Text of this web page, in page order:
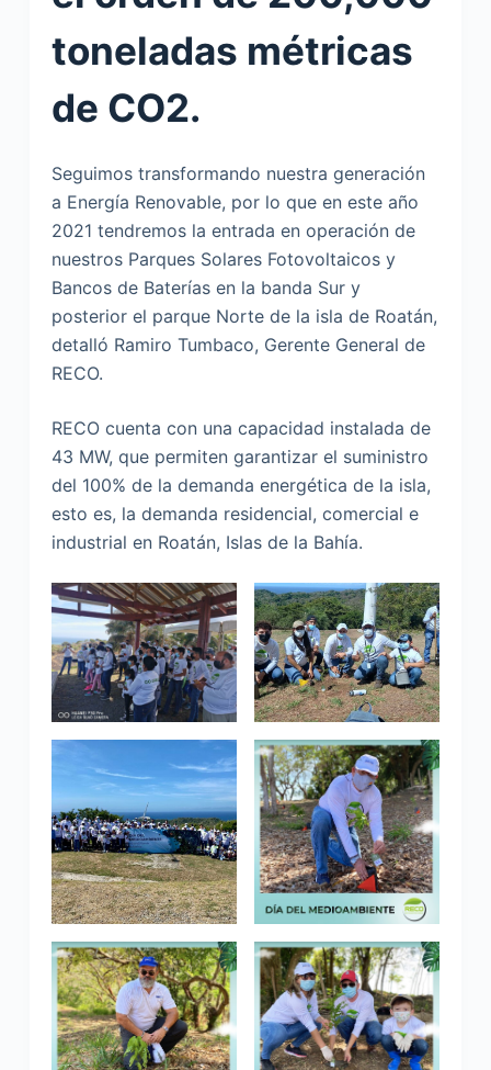
toneladas métricas
de CO2.
Seguimos transformando nuestra generación
a Energía Renovable, por lo que en este año
2021 tendremos la entrada en operación de
nuestros Parques Solares Fotovoltaicos y
Bancos de Baterías en la banda Sur y
posterior el parque Norte de la isla de Roatán,
detalló Ramiro Tumbaco, Gerente General de
RECO.
RECO cuenta con una capacidad instalada de
43 MW, que permiten garantizar el suministro
del 100% de la demanda energética de la isla,
esto es, la demanda residencial, comercial e
industrial en Roatán, Islas de la Bahía.